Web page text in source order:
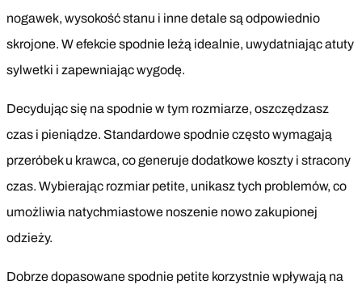
nogawek, wysokość stanu i inne detale są odpowiednio
skrojone. W efekcie spodnie leżą idealnie, uwydatniając atuty
sylwetki i zapewniając wygodę.
Decydując się na spodnie w tym rozmiarze, oszczędzasz
czas i pieniądze. Standardowe spodnie często wymagają
przeróbek u krawca, co generuje dodatkowe koszty i stracony
czas. Wybierając rozmiar petite, unikasz tych problemów, co
umożliwia natychmiastowe noszenie nowo zakupionej
odzieży.
Dobrze dopasowane spodnie petite korzystnie wpływają na